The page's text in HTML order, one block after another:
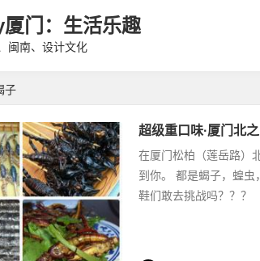
门：生活乐趣
闽南、设计文化
子
超级重口味·厦门北
在厦门松柏（莲岳路）
到你。 都是蝎子，蝗
鞋们敢去挑战吗？？？